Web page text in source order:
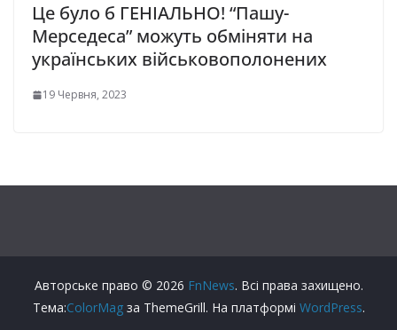
Це було б ГЕНІАЛЬНО! “Пашу-
Мерседеса” можуть обміняти на
українських військовополонених
19 Червня, 2023
Авторське право © 2026 FnNews. Всі права захищено.
Тема:ColorMagза ThemeGrill. На платформі WordPress.